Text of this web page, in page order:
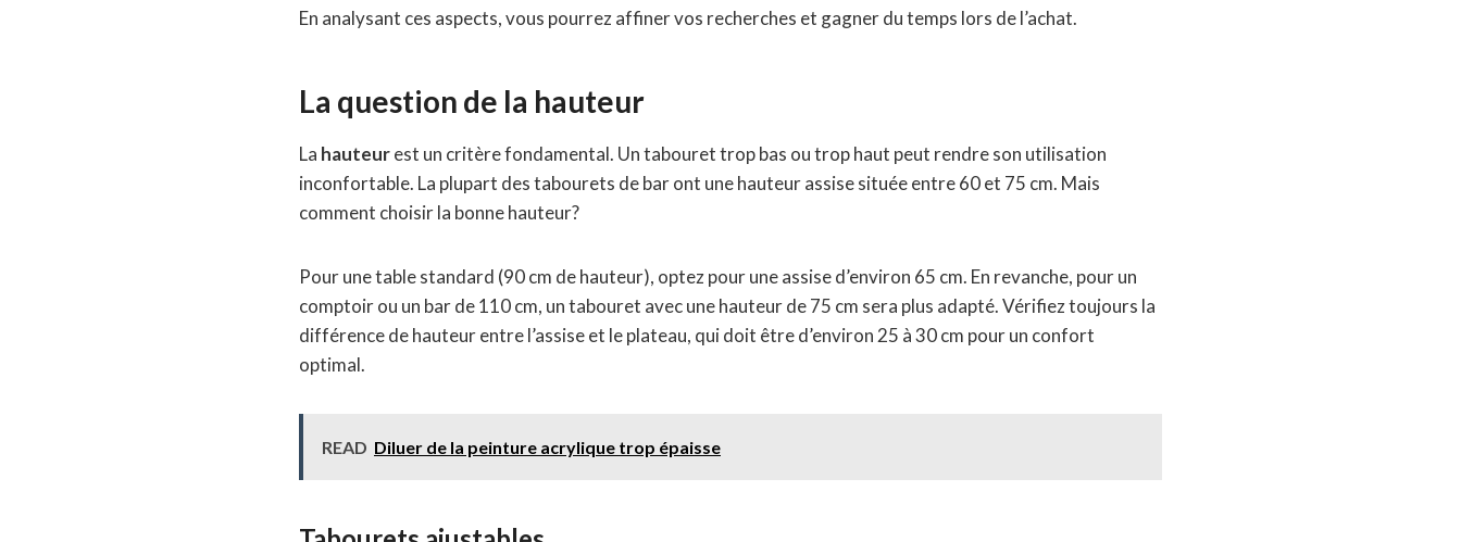
En analysant ces aspects, vous pourrez affiner vos recherches et gagner du temps lors de l’achat.
La question de la hauteur
La hauteurest un critère fondamental. Un tabouret trop bas ou trop haut peut rendre son utilisation
inconfortable. La plupart des tabourets de bar ont une hauteur assise située entre 60 et 75 cm. Mais
comment choisir la bonne hauteur?
Pour une table standard (90 cm de hauteur), optez pour une assise d’environ 65 cm. En revanche, pour un
comptoir ou un bar de 110 cm, un tabouret avec une hauteur de 75 cm sera plus adapté. Vérifiez toujours la
différence de hauteur entre l’assise et le plateau, qui doit être d’environ 25 à 30 cm pour un confort
optimal.
READ Diluer de la peinture acrylique trop épaisse